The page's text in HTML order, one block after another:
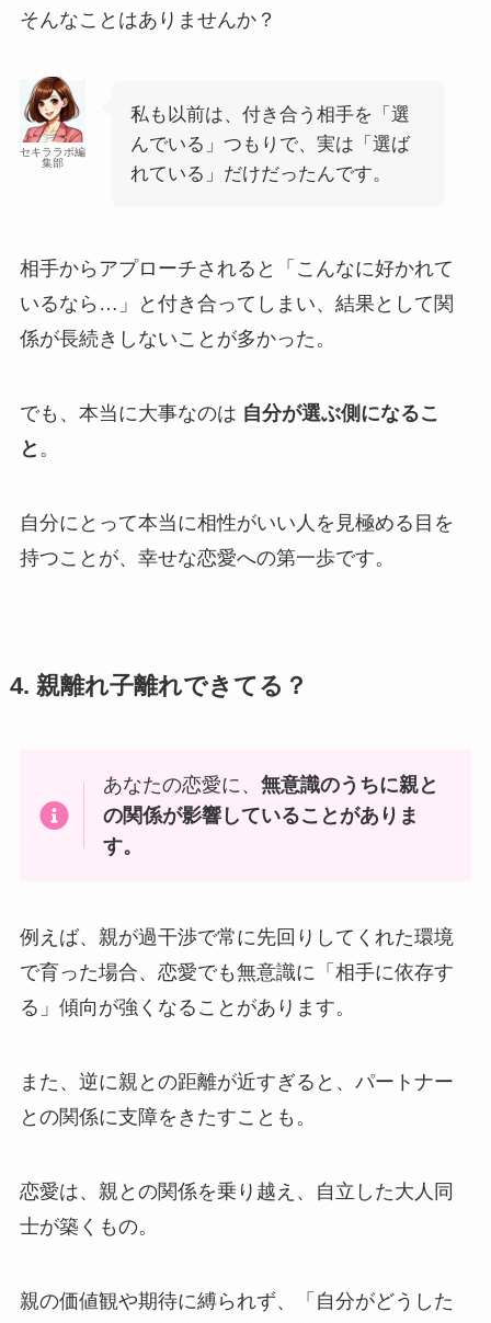
そんなことはありませんか？
セキララボ編
集部
私も以前は、付き合う相手を「選
んでいる」つもりで、実は「選ば
れている」だけだったんです。
相手からアプローチされると「こんなに好かれて
いるなら…」と付き合ってしまい、結果として関
係が長続きしないことが多かった。
でも、本当に大事なのは 自分が選ぶ側になるこ
と 。
自分にとって本当に相性がいい人を見極める目を
持つことが、幸せな恋愛への第一歩です。
4. 親離れ子離れできてる？
あなたの恋愛に、無意識のうちに親と
の関係が影響していることがありま
す。
例えば、親が過干渉で常に先回りしてくれた環境
で育った場合、恋愛でも無意識に「相手に依存す
る」傾向が強くなることがあります。
また、逆に親との距離が近すぎると、パートナー
との関係に支障をきたすことも。
恋愛は、親との関係を乗り越え、自立した大人同
士が築くもの。
親の価値観や期待に縛られず、「自分がどうした